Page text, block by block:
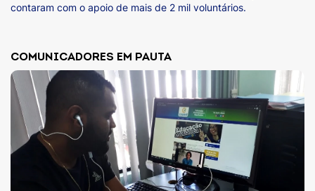
contaram com o apoio de mais de 2 mil voluntários.
COMUNICADORES EM PAUTA